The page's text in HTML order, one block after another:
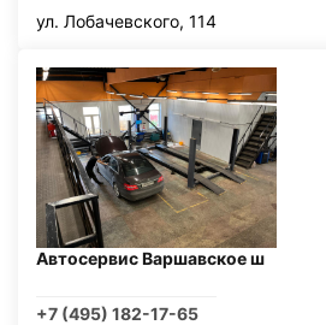
ул. Лобачевского, 114
Автосервис Варшавское ш
+7 (495) 182-17-65